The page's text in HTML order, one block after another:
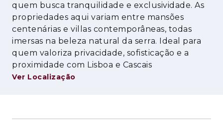
Para maior comodidade das famílias,
encontra ainda jardim de infância e escola
João de Deus de Belas, com valências do
berçário até ao 6º ano, com possibilidade de
alargar até ao 9º, a escola multilingue e
multicultural foi recentemente integrada da
quem busca tranquilidade e exclusividade. As
propriedades aqui variam entre mansões
centenárias e villas contemporâneas, todas
imersas na beleza natural da serra. Ideal para
quem valoriza privacidade, sofisticação e a
proximidade com Lisboa e Cascais
Ver Localização